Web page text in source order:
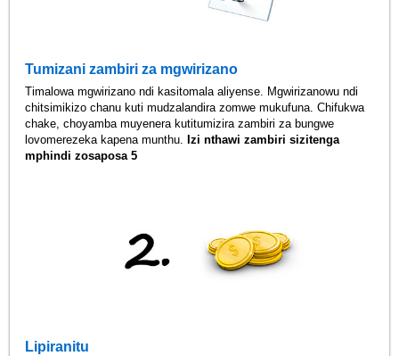
Tumizani zambiri za mgwirizano
Timalowa mgwirizano ndi kasitomala aliyense. Mgwirizanowu ndi
chitsimikizo chanu kuti mudzalandira zomwe mukufuna. Chifukwa
chake, choyamba muyenera kutitumizira zambiri za bungwe
lovomerezeka kapena munthu. Izi nthawi zambiri sizitenga
mphindi zosaposa 5
Lipiranitu